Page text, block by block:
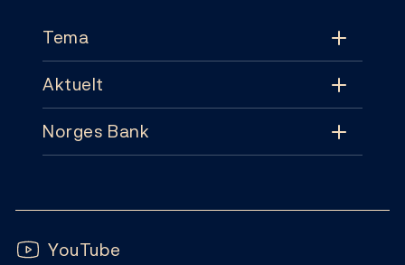
Tema
Tema
Pengepolitikk
Sedler og mynter
Aktuelt
Aktuelt
Publikasjoner
Norges Bank
Abonnement
Følg oss:
YouTube